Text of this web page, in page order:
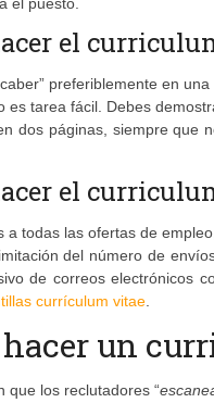
el puesto.
el
preferiblemente en
es tarea fácil. Debes
dos páginas, siempre que
el
a todas las ofertas de
del número de
de correos electrónicos
currículum vitae.
hacer un
que los reclutadores “